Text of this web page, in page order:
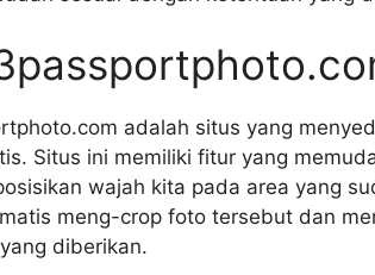
adalah situs yang
Situs ini memiliki fitur yang
wajah kita pada area yang
meng-crop foto tersebut dan
diberikan.